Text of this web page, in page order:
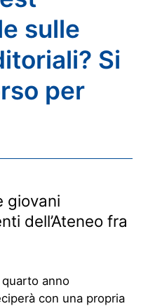
sulle
Si
per
giovani
dell’Ateneo fra
anno
con una propria